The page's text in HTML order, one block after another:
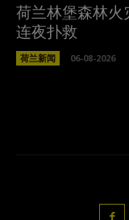
荷兰林堡森林
连夜扑救
荷兰新闻 06-08-2026